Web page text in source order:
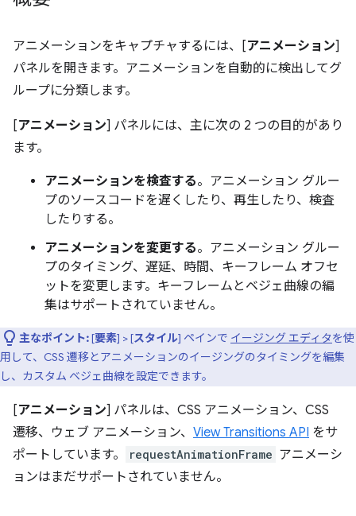
アニメーションをキャプチャするには、[アニメーション]
パネルを開きます。アニメーションを自動的に検出してグ
ループに分類します。
[アニメーション] パネルには、主に次の 2 つの目的があり
ます。
アニメーションを検査する。アニメーション グルー
プのソースコードを遅くしたり、再生したり、検査
したりする。
アニメーションを変更する。アニメーション グルー
プのタイミング、遅延、時間、キーフレーム オフセ
ットを変更します。キーフレームとベジェ曲線の編
集はサポートされていません。
主なポイント:[要素] > [スタイル] ペインで イージング エディタを使
用して、CSS 遷移とアニメーションのイージングのタイミングを編集
し、カスタム ベジェ曲線を設定できます。
[アニメーション] パネルは、CSS アニメーション、CSS
遷移、ウェブ アニメーション、 View Transitions API をサ
ポートしています。
requestAnimationFrame アニメーシ
ョンはまだサポートされていません。